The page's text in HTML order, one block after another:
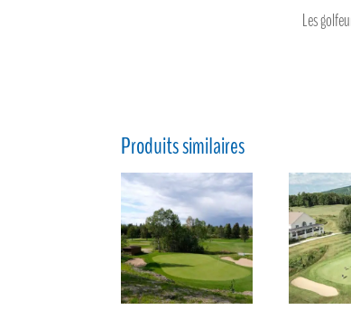
Les
Produits similaires